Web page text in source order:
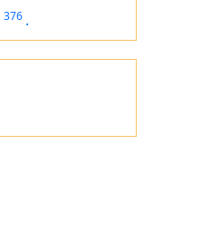
376 .